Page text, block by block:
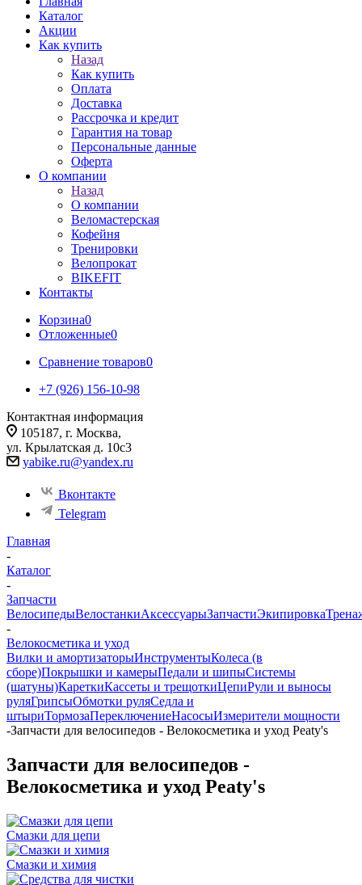
Каталог
Акции
Как купить
Назад
Как купить
Оплата
Доставка
Рассрочка и кредит
Гарантия на товар
Персональные данные
Оферта
О компании
Назад
О компании
Веломастерская
Кофейня
Тренировки
Велопрокат
BIKEFIT
Контакты
Корзина0
Отложенные0
Сравнение товаров0
+7 (926) 156-10-98
Контактная информация
105187, г. Москва,
ул. Крылатская д. 10с3
yabike.ru@yandex.ru
Вконтакте
Telegram
Главная
-
Каталог
-
Запчасти
ВелосипедыВелостанкиАксессуарыЗапчастиЭкипировка
-
Велокосметика и уход
Вилки и амортизаторыИнструментыКолеса (в
сборе)Покрышки и камерыПедали и шипыСистемы
(шатуны)КареткиКассеты и трещоткиЦепиРули и выносы
руляГрипсыОбмотки руляСедла и
штыриТормозаПереключениеНасосыИзмерители мощности
-Запчасти для велосипедов - Велокосметика и уход Peaty's
Запчасти для велосипедов -
Велокосметика и уход Peaty's
Смазки для цепи
Смазки и химия